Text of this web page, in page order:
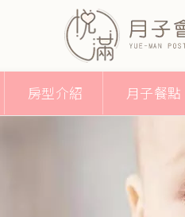
房型介紹 月子餐點